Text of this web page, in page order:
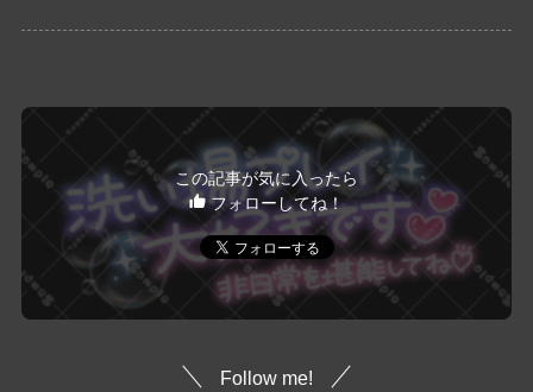
この記事が気に入ったら
フォローしてね！
Follow me!